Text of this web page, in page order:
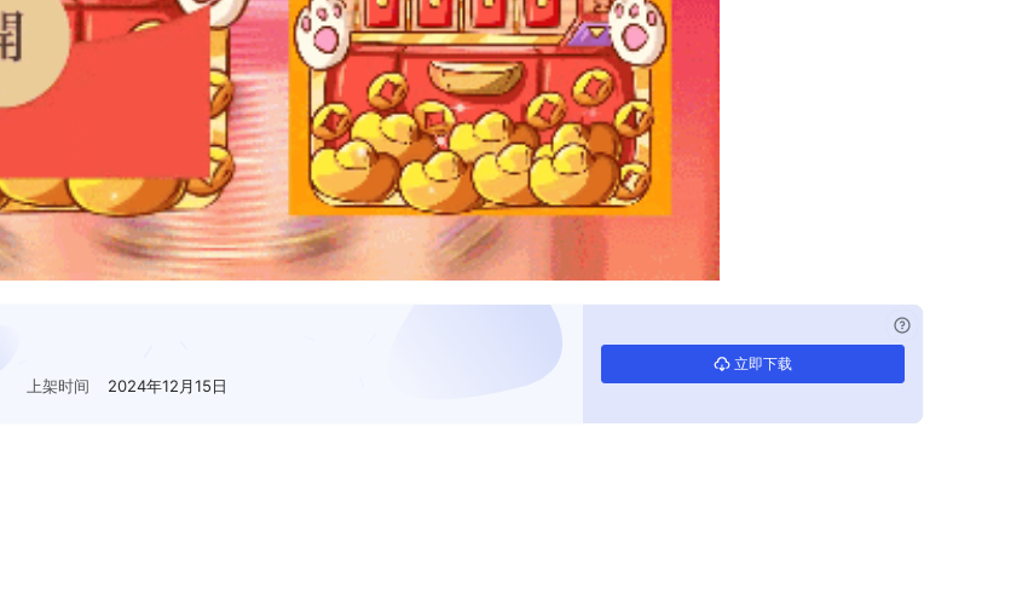
上架时间 2024年12月15日
立即下载